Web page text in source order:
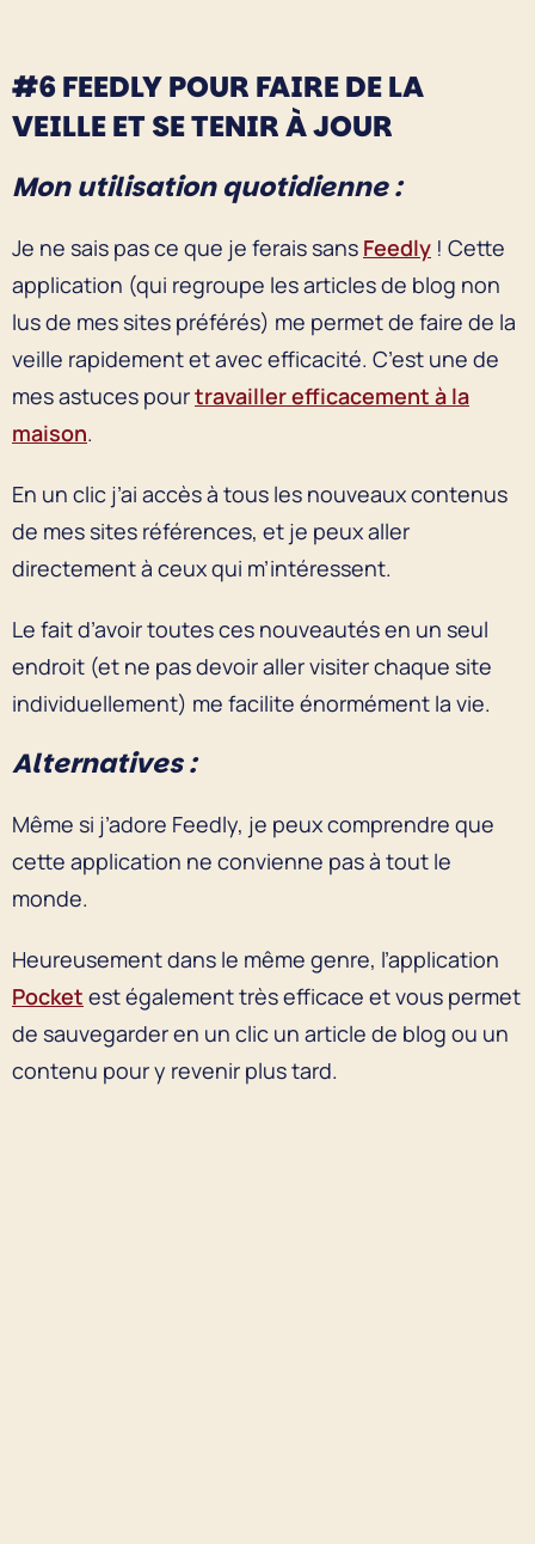
#6 FEEDLY POUR FAIRE DE LA
VEILLE ET SE TENIR À JOUR
Mon utilisation quotidienne :
Je ne sais pas ce que je ferais sans Feedly ! Cette
application (qui regroupe les articles de blog non
lus de mes sites préférés) me permet de faire de la
veille rapidement et avec efficacité. C’est une de
mes astuces pourtravailler efficacement à la
maison.
En un clic j’ai accès à tous les nouveaux contenus
de mes sites références, et je peux aller
directement à ceux qui m’intéressent.
Le fait d’avoir toutes ces nouveautés en un seul
endroit (et ne pas devoir aller visiter chaque site
individuellement) me facilite énormément la vie.
Alternatives :
Même si j’adore Feedly, je peux comprendre que
cette application ne convienne pas à tout le
monde.
Heureusement dans le même genre, l’application
Pocket est également très efficace et vous permet
de sauvegarder en un clic un article de blog ou un
contenu pour y revenir plus tard.